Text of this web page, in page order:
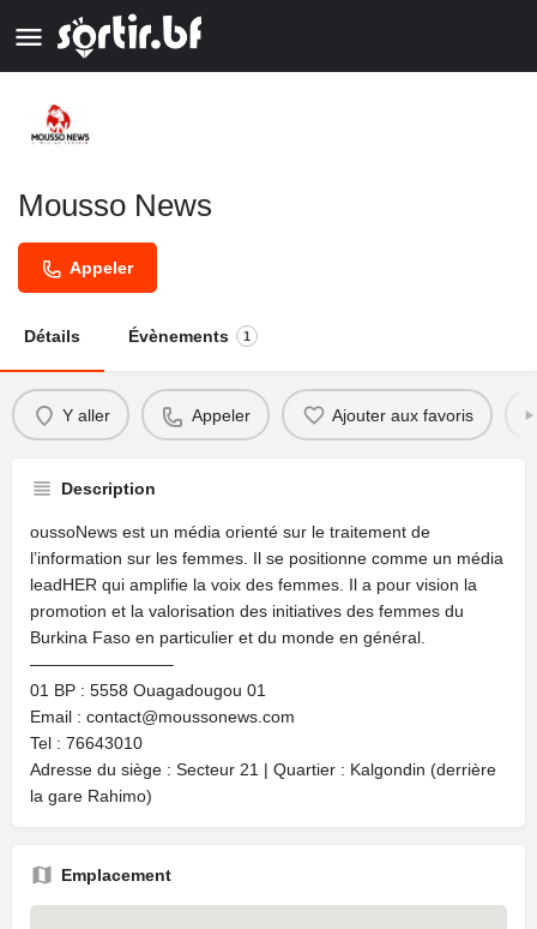
Mousso News
Appeler
Détails Évènements 1
Y aller Appeler Ajouter aux favoris
Description
oussoNews est un média orienté sur le traitement de
l’information sur les femmes. Il se positionne comme un média
leadHER qui amplifie la voix des femmes. Il a pour vision la
promotion et la valorisation des initiatives des femmes du
Burkina Faso en particulier et du monde en général.
————————–
01 BP : 5558 Ouagadougou 01
Email : contact@moussonews.com
Tel : 76643010
Adresse du siège : Secteur 21 | Quartier : Kalgondin (derrière
la gare Rahimo)
Emplacement